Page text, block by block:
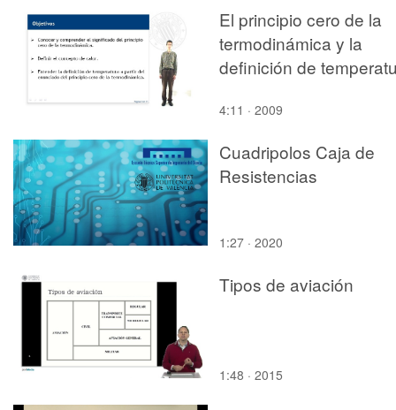
El principio cero de la
termodinámica y la
definición de
4:11 · 2009
Cuadripolos Caja de
Resistencias
1:27 · 2020
Tipos de aviación
1:48 · 2015